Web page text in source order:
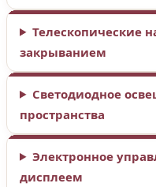
Телескопические
закрыванием
Светодиодное
пространства
Электронное
дисплеем